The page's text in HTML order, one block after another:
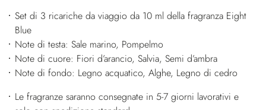
Set di 3 ricariche da viaggio da 10 ml della fragranza Eight
Blue
Note di testa: Sale marino, Pompelmo
Note di cuore: Fiori d’arancio, Salvia, Semi d’ambra
Note di fondo: Legno acquatico, Alghe, Legno di cedro
Le fragranze saranno consegnate in 5-7 giorni lavorativi e